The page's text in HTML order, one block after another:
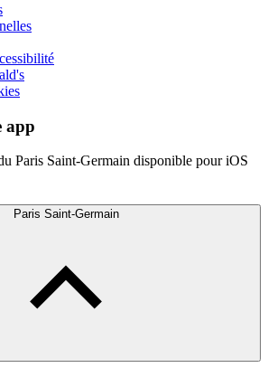
app
Paris Saint-Germain disponible pour iOS
Paris Saint-Germain